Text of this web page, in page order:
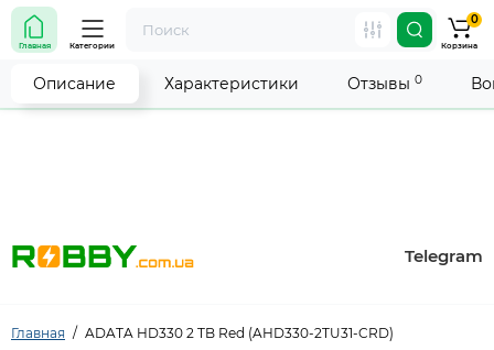
Внимание! Работа магазина временно приостановлена.
Мы делаем всё возможное, чтобы возобновить прием
заказов как можно скорее.
Telegram
Главная Категории
0
Корзина
Главная ADATA HD330 2 TB Red (AHD330-2TU31-CRD)
Описание Характеристики Отзывы 0